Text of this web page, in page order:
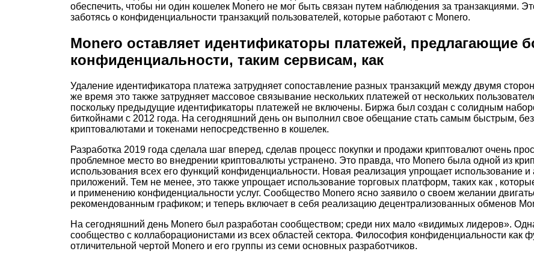
обеспечить, чтобы ни один кошелек Monero не мог быть связан путем наблюдения за транзакциями.
заботясь о конфиденциальности транзакций пользователей, которые работают с Monero.
Monero оставляет идентификаторы платежей, предлагающие
конфиденциальности, таким сервисам, как
Удаление идентификатора платежа затрудняет сопоставление разных транзакций между двумя
же время это также затрудняет массовое связывание нескольких платежей от нескольких
поскольку предыдущие идентификаторы платежей не включены. Биржа был создан с солидным
биткойнами с 2012 года. На сегодняшний день он выполнил свое обещание стать самым быстрым,
криптовалютами и токенами непосредственно в кошелек.
Разработка 2019 года сделала шаг вперед, сделав процесс покупки и продажи криптовалют очень
проблемное место во внедрении криптовалюты устранено. Это правда, что Monero была одной из
использования всех его функций конфиденциальности. Новая реализация упрощает использование
приложений. Тем не менее, это также упрощает использование торговых платформ, таких как ,
и применению конфиденциальности услуг. Сообщество Monero ясно заявило о своем желании
рекомендованным графиком; и теперь включает в себя реализацию децентрализованных обменов
На сегодняшний день Monero был разработан сообществом; среди них мало «видимых лидеров».
сообщество с коллаборационистами из всех областей сектора. Философия конфиденциальности как
отличительной чертой Monero и его группы из семи основных разработчиков.